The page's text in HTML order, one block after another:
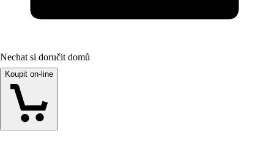
Nechat si doručit domů
Koupit on-line